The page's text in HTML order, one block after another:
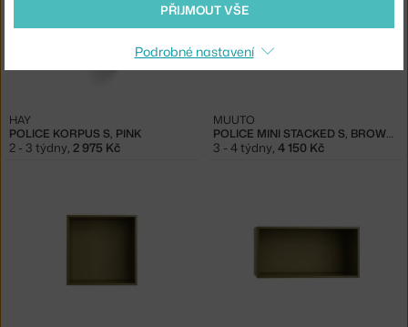
POLICE KORPUS S, PINK
HAY
2 - 3 týdny, 2 975 Kč
POLICE MINI STACKED S, BROWN GREEN
MUUTO
3 - 4 týdny, 4 150 Kč
PŘIJMOUT VŠE
Podrobné nastavení